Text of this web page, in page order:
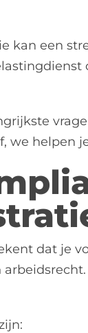
kan een
we helpen
dat je